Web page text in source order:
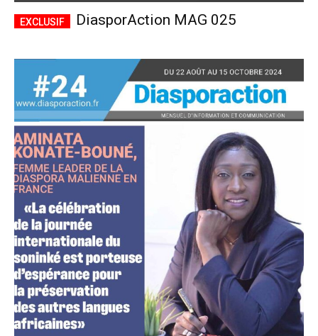
DiasporAction MAG 025